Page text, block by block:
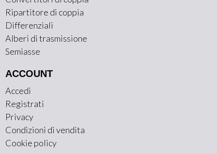
Ripartitore di coppia
Differenziali
Alberi di trasmissione
Semiasse
ACCOUNT
Accedi
Registrati
Privacy
Condizioni di vendita
Cookie policy